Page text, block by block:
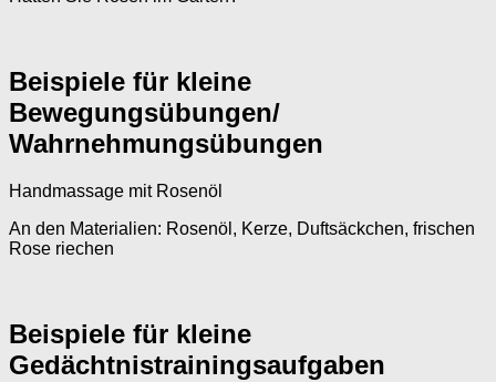
Beispiele für kleine
Bewegungsübungen/
Wahrnehmungsübungen
Handmassage mit Rosenöl
An den Materialien: Rosenöl, Kerze, Duftsäckchen, frischen
Rose riechen
Beispiele für kleine
Gedächtnistrainingsaufgaben